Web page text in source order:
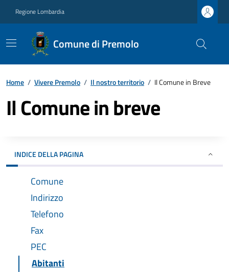
Regione Lombardia
Comune di Premolo
Home / Vivere Premolo / Il nostro territorio / Il Comune in Breve
Il Comune in breve
INDICE DELLA PAGINA
Comune
Indirizzo
Telefono
Fax
PEC
Abitanti